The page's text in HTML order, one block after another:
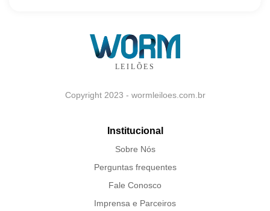
Copyright 2023 - wormleiloes.com.br
Institucional
Sobre Nós
Perguntas frequentes
Fale Conosco
Imprensa e Parceiros